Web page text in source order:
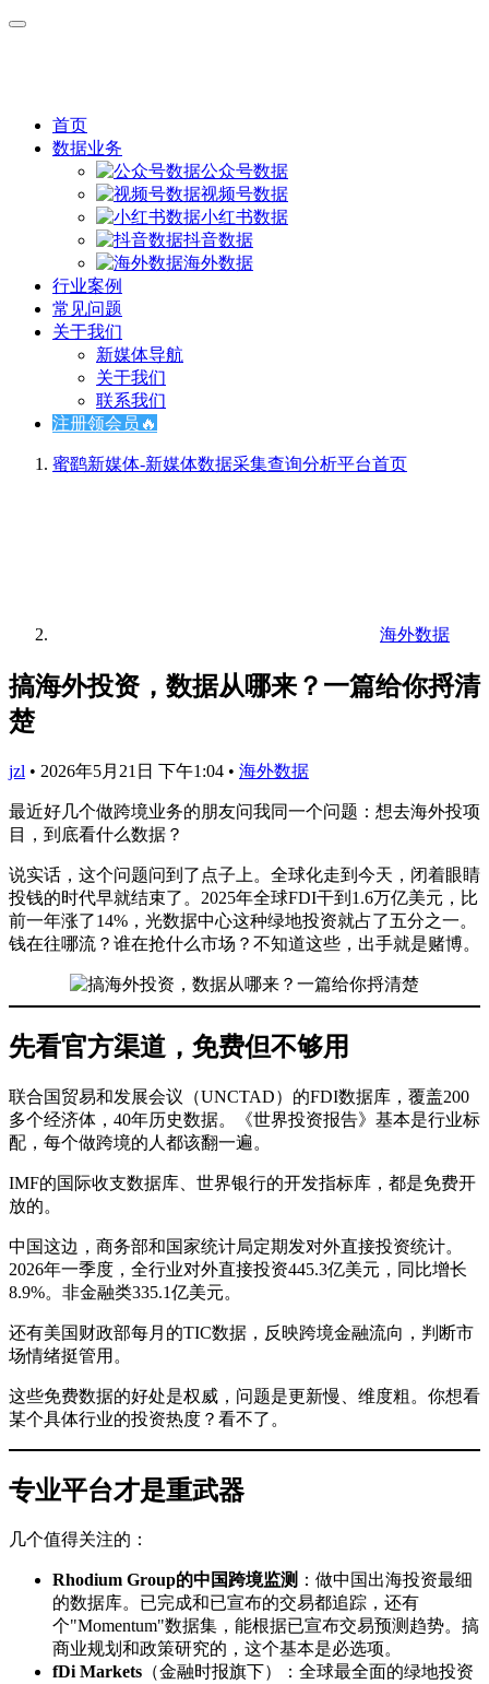
首页
数据业务
公众号数据
视频号数据
小红书数据
抖音数据
海外数据
行业案例
常见问题
关于我们
新媒体导航
关于我们
联系我们
注册领会员🔥
蜜鹞新媒体-新媒体数据采集查询分析平台首页
海外数据
搞海外投资，数据从哪来？一篇给你捋清
楚
jzl • 2026年5月21日 下午1:04 • 海外数据
最近好几个做跨境业务的朋友问我同一个问题：想去海外投项
目，到底看什么数据？
说实话，这个问题问到了点子上。全球化走到今天，闭着眼睛
投钱的时代早就结束了。2025年全球FDI干到1.6万亿美元，比
前一年涨了14%，光数据中心这种绿地投资就占了五分之一。
钱在往哪流？谁在抢什么市场？不知道这些，出手就是赌博。
先看官方渠道，免费但不够用
联合国贸易和发展会议（UNCTAD）的FDI数据库，覆盖200
多个经济体，40年历史数据。《世界投资报告》基本是行业标
配，每个做跨境的人都该翻一遍。
IMF的国际收支数据库、世界银行的开发指标库，都是免费开
放的。
中国这边，商务部和国家统计局定期发对外直接投资统计。
2026年一季度，全行业对外直接投资445.3亿美元，同比增长
8.9%。非金融类335.1亿美元。
还有美国财政部每月的TIC数据，反映跨境金融流向，判断市
场情绪挺管用。
这些免费数据的好处是权威，问题是更新慢、维度粗。你想看
某个具体行业的投资热度？看不了。
专业平台才是重武器
几个值得关注的：
Rhodium Group的中国跨境监测 ：做中国出海投资最细
的数据库。已完成和已宣布的交易都追踪，还有
个"Momentum"数据集，能根据已宣布交易预测趋势。搞
商业规划和政策研究的，这个基本是必选项。
fDi Markets （金融时报旗下）：全球最全面的绿地投资